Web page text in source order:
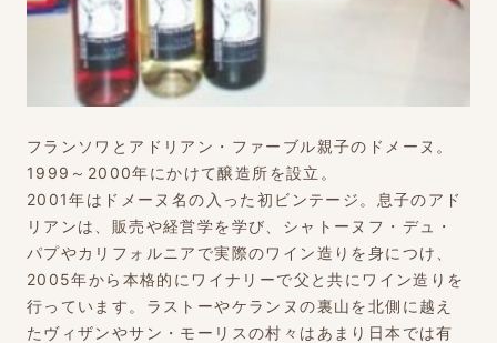
フランソワとアドリアン・ファーブル親子のドメーヌ。
1999～2000年にかけて醸造所を設立。
2001年はドメーヌ名の入った初ビンテージ。息子のアド
リアンは、販売や経営学を学び、シャトーヌフ・デュ・
パプやカリフォルニアで実際のワイン造りを身につけ、
2005年から本格的にワイナリーで父と共にワイン造りを
行っています。ラストーやケランヌの裏山を北側に越え
たヴィザンやサン・モーリスの村々はあまり日本では有